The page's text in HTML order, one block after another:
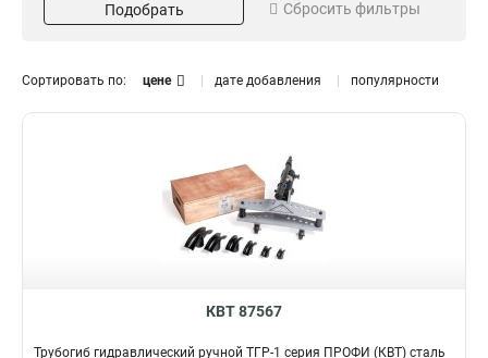
18000кг
Подобрать
Сбросить фильтры
Сортировать по: цене дате добавления популярности
КВТ 87567
Трубогиб гидравлический ручной ТГР-1 серия ПРОФИ (КВТ) сталь